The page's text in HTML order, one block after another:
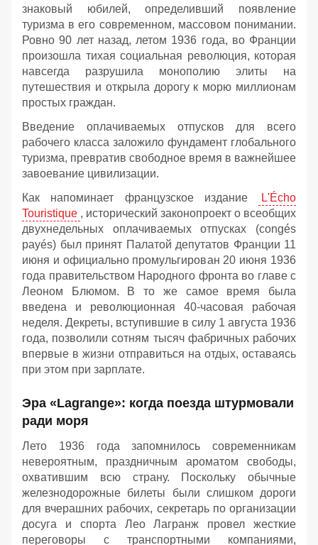
знаковый юбилей, определивший появление
туризма в его современном, массовом понимании.
Ровно 90 лет назад, летом 1936 года, во Франции
произошла тихая социальная революция, которая
навсегда разрушила монополию элиты на
путешествия и открыла дорогу к морю миллионам
простых граждан.
Введение оплачиваемых отпусков для всего
рабочего класса заложило фундамент глобального
туризма, превратив свободное время в важнейшее
завоевание цивилизации.
Как напоминает французское издание
L'Écho
Touristique , исторический законопроект о всеобщих
двухнедельных оплачиваемых отпусках (congés
payés) был принят Палатой депутатов Франции 11
июня и официально промульгирован 20 июня 1936
года правительством Народного фронта во главе с
Леоном Блюмом. В то же самое время была
введена и революционная 40-часовая рабочая
неделя. Декреты, вступившие в силу 1 августа 1936
года, позволили сотням тысяч фабричных рабочих
впервые в жизни отправиться на отдых, оставаясь
при этом при зарплате.
Эра «Lagrange»: когда поезда штурмовали
ради моря
Лето 1936 года запомнилось современникам
невероятным, праздничным ароматом свободы,
охватившим всю страну. Поскольку обычные
железнодорожные билеты были слишком дороги
для вчерашних рабочих, секретарь по организации
досуга и спорта Лео Лагранж провел жесткие
переговоры с транспортными компаниями,